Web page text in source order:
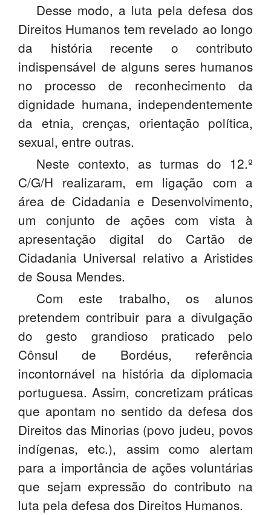
Desse modo, a luta pela defesa dos
Direitos Humanos tem revelado ao longo
da história recente o contributo
indispensável de alguns seres humanos
no processo de reconhecimento da
dignidade humana, independentemente
da etnia, crenças, orientação política,
sexual, entre outras.
Neste contexto, as turmas do 12.º
C/G/H realizaram, em ligação com a
área de Cidadania e Desenvolvimento,
um conjunto de ações com vista à
apresentação digital do Cartão de
Cidadania Universal relativo a Aristides
de Sousa Mendes.
Com este trabalho, os alunos
pretendem contribuir para a divulgação
do gesto grandioso praticado pelo
Cônsul de Bordéus, referência
incontornável na história da diplomacia
portuguesa. Assim, concretizam práticas
que apontam no sentido da defesa dos
Direitos das Minorias (povo judeu, povos
indígenas, etc.), assim como alertam
para a importância de ações voluntárias
que sejam expressão do contributo na
luta pela defesa dos Direitos Humanos.